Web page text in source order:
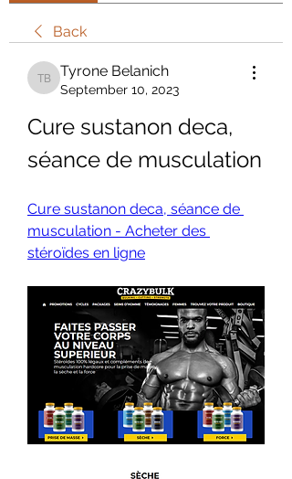
Back
Tyrone Belanich
Tyrone Belanich
September 10, 2023
Cure sustanon deca,
séance de musculation
Cure sustanon deca, séance de
musculation - Acheter des
stéroïdes en ligne